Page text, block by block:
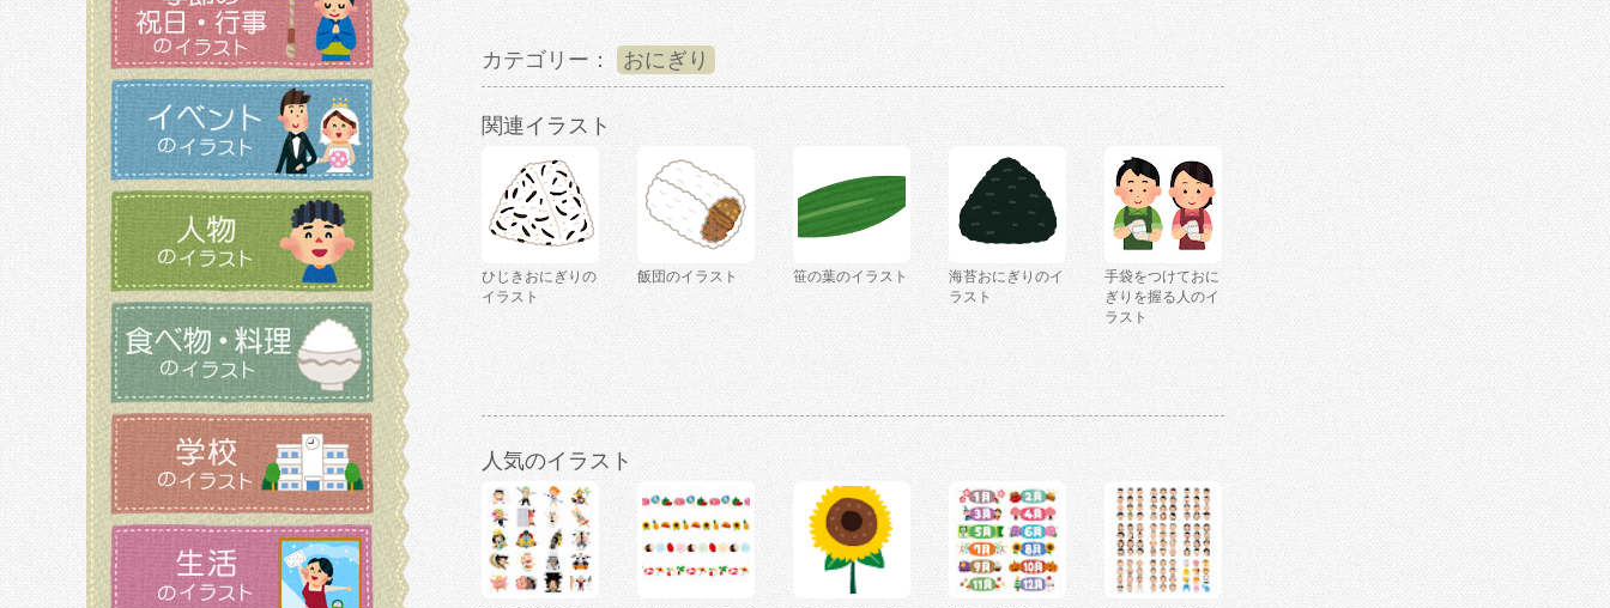
カテゴリー： おにぎり
関連イラスト
ひじきおにぎりの
イラスト
飯団のイラスト 笹の葉のイラスト
海苔おにぎりのイ
ラスト
手袋をつけておに
ぎりを握る人のイ
ラスト
人気のイラスト